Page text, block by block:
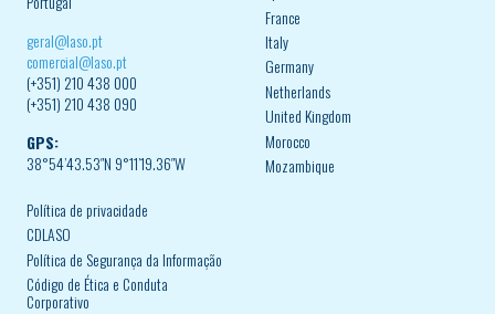
geral@laso.pt
comercial@laso.pt
(+351) 210 438 000
(+351) 210 438 090
GPS:
38°54’43.53″N 9°11’19.36″W
Política de privacidade
CDLASO
Política de Segurança da Informação
Código de Ética e Conduta
Corporativo
France
Italy
Germany
Netherlands
United Kingdom
Morocco
Mozambique